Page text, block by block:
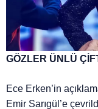
GÖZLER ÜNLÜ
Ece Erken’in
Emir Sarıgül’e